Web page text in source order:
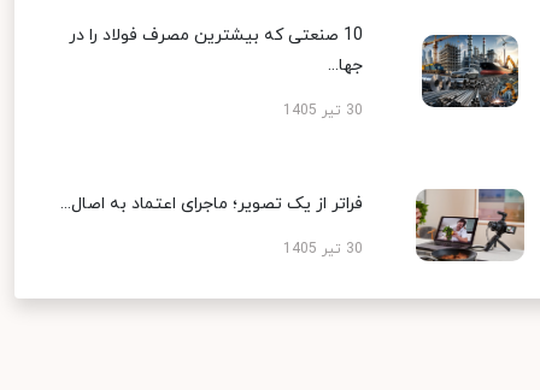
10 صنعتی که بیشترین مصرف فولاد را در
جها...
30 تیر 1405
فراتر از یک تصویر؛ ماجرای اعتماد به اصال...
30 تیر 1405